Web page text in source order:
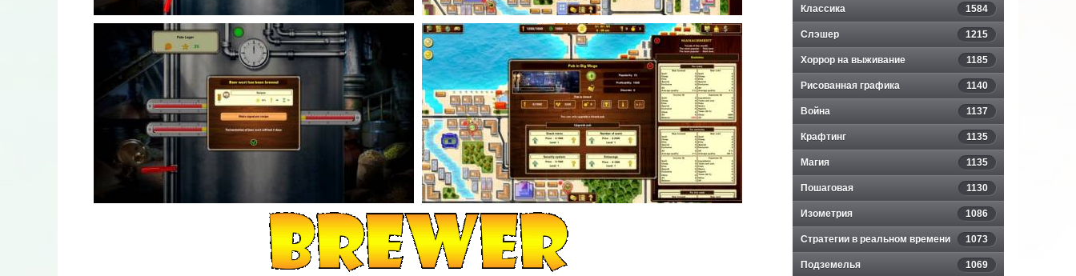
Классика 1584
Слэшер 1215
Хоррор на выживание 1185
Рисованная графика 1140
Война 1137
Крафтинг 1135
Магия 1135
Пошаговая 1130
Изометрия 1086
Стратегии в реальном времени 1073
Подземелья 1069